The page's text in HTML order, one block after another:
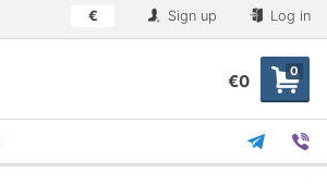
€ Sign up Log in
0
€0